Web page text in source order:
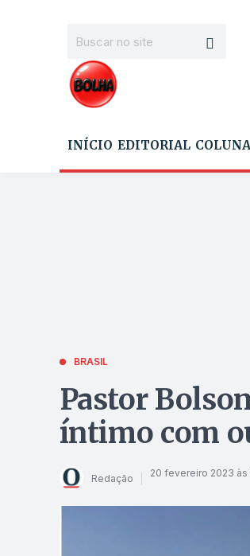
INÍCIO EDITORIAL
BRASIL
Pastor
íntimo com
Redação 20 fevereiro 2023 às